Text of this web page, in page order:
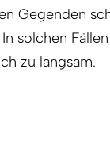
Gegenden
solchen
zu langsam.